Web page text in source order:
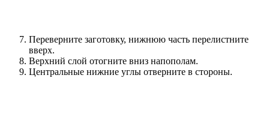
Переверните заготовку, нижнюю часть перелистните
вверх.
Верхний слой отогните вниз напополам.
Центральные нижние углы отверните в стороны.